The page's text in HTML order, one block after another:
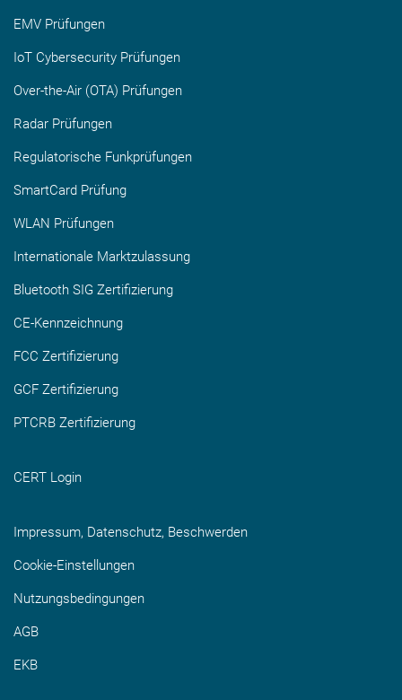
EMV Prüfungen
IoT Cybersecurity Prüfungen
Over-the-Air (OTA) Prüfungen
Radar Prüfungen
Regulatorische Funkprüfungen
SmartCard Prüfung
WLAN Prüfungen
Internationale Marktzulassung
Bluetooth SIG Zertifizierung
CE-Kennzeichnung
FCC Zertifizierung
GCF Zertifizierung
PTCRB Zertifizierung
CERT Login
Impressum, Datenschutz, Beschwerden
Cookie-Einstellungen
Nutzungsbedingungen
AGB
EKB